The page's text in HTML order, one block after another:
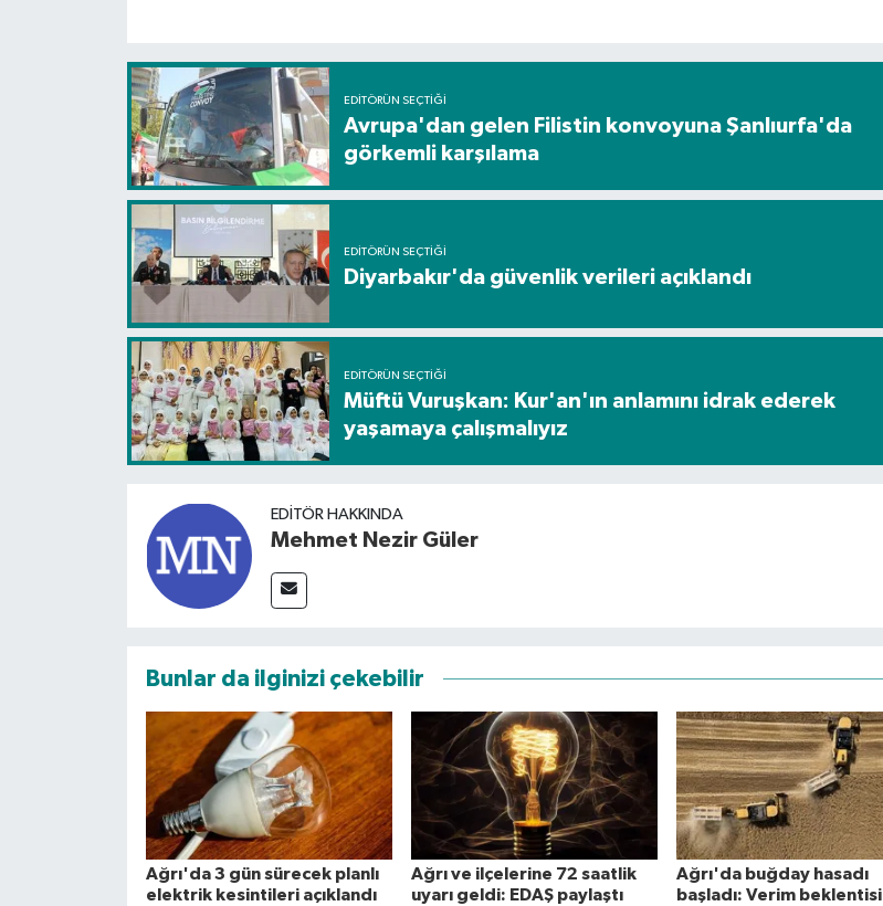
EDITÖRÜN SEÇTIĞI
Avrupa'dan gelen Filistin konvoyuna Şanlıurfa'da
görkemli karşılama
EDITÖRÜN SEÇTIĞI
Diyarbakır'da güvenlik verileri açıklandı
EDITÖRÜN SEÇTIĞI
Müftü Vuruşkan: Kur'an'ın anlamını idrak ederek
yaşamaya çalışmalıyız
EDITÖR HAKKINDA
Mehmet Nezir Güler
Bunlar da ilginizi çekebilir
Ağrı'da 3 gün sürecek planlı
elektrik kesintileri açıklandı
Ağrı ve ilçelerine 72 saatlik
uyarı geldi: EDAŞ paylaştı
Ağrı'da buğday hasadı
başladı: Verim beklentisi